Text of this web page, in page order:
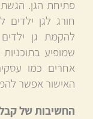
פתיחת הגן.
חורג לגן
להקמת גן
שמופיע
אחרים כמו
האישור אפשר
החשיבות של